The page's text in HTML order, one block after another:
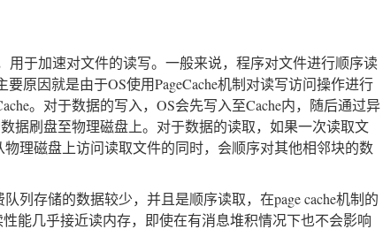
用于加速对文件的读写。一般来说，程序对文件进行顺序读
原因就是由于OS使用PageCache机制对读写访问操作进行
。对于数据的写入，OS会先写入至Cache内，随后通过异
据刷盘至物理磁盘上。对于数据的读取，如果一次读取文
物理磁盘上访问读取文件的同时，会顺序对其他相邻块的数
队列存储的数据较少，并且是顺序读取，在page cache机制的
性能几乎接近读内存，即使在有消息堆积情况下也不会影响